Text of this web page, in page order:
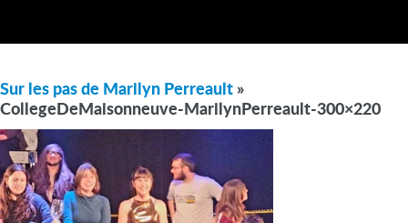
Sur les pas de Marilyn Perreault »
CollegeDeMaisonneuve-MarilynPerreault-300×220